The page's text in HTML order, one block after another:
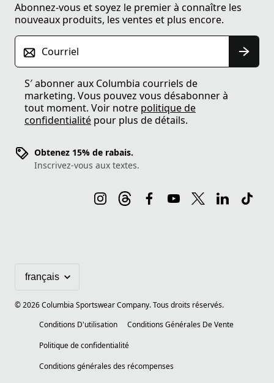
Abonnez-vous et soyez le premier à connaître les
nouveaux produits, les ventes et plus encore.
Courriel
S′ abonner aux Columbia courriels de
marketing. Vous pouvez vous désabonner à
tout moment. Voir notre politique de
confidentialité pour plus de détails.
Obtenez 15% de rabais.
Inscrivez-vous aux textes.
©2026Columbia Sportswear Company. Tous droits réservés.
Conditions D'utilisation
Conditions Générales De Vente
Politique de confidentialité
Conditions générales des récompenses